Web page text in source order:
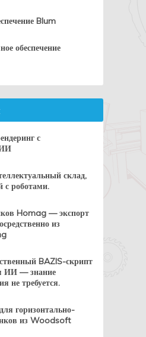
Blum
обеспечение
с
ИИ
склад,
с роботами.
Homag — экспорт
из
BAZIS-скрипт
ИИ — знание
не требуется.
горизонтально-
из Woodsoft